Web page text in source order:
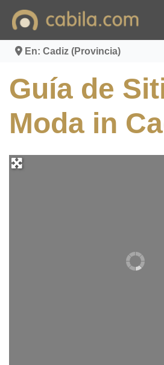
contenido
En: Cadiz (Provincia)
Guía de
Moda in